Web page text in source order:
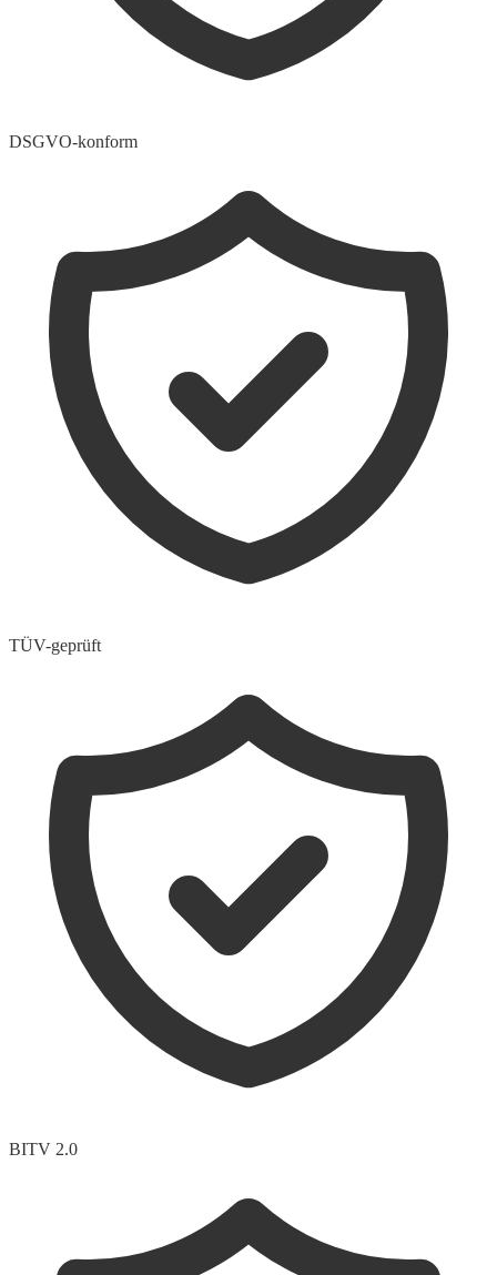
DSGVO-konform
TÜV-geprüft
BITV 2.0